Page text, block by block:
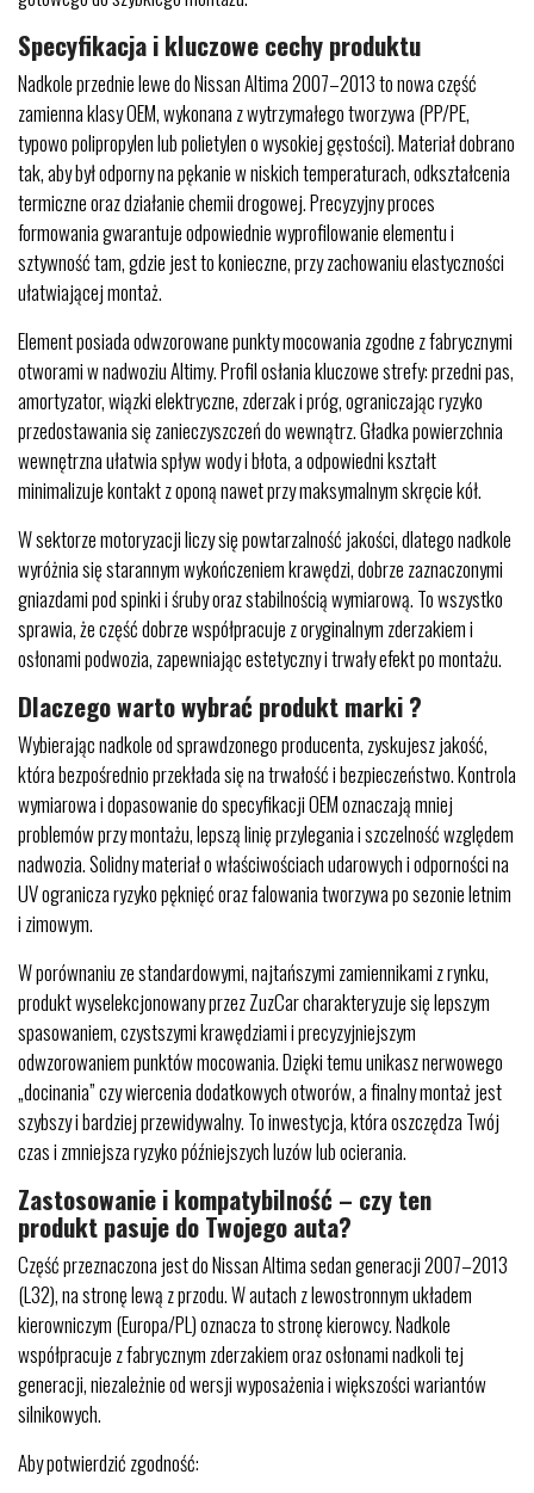
Specyfikacja i kluczowe cechy produktu
Nadkole przednie lewe do Nissan Altima 2007–2013 to nowa część
zamienna klasy OEM, wykonana z wytrzymałego tworzywa (PP/PE,
typowo polipropylen lub polietylen o wysokiej gęstości). Materiał dobrano
tak, aby był odporny na pękanie w niskich temperaturach, odkształcenia
termiczne oraz działanie chemii drogowej. Precyzyjny proces
formowania gwarantuje odpowiednie wyprofilowanie elementu i
sztywność tam, gdzie jest to konieczne, przy zachowaniu elastyczności
ułatwiającej montaż.
Element posiada odwzorowane punkty mocowania zgodne z fabrycznymi
otworami w nadwoziu Altimy. Profil osłania kluczowe strefy: przedni pas,
amortyzator, wiązki elektryczne, zderzak i próg, ograniczając ryzyko
przedostawania się zanieczyszczeń do wewnątrz. Gładka powierzchnia
wewnętrzna ułatwia spływ wody i błota, a odpowiedni kształt
minimalizuje kontakt z oponą nawet przy maksymalnym skręcie kół.
W sektorze motoryzacji liczy się powtarzalność jakości, dlatego nadkole
wyróżnia się starannym wykończeniem krawędzi, dobrze zaznaczonymi
gniazdami pod spinki i śruby oraz stabilnością wymiarową. To wszystko
sprawia, że część dobrze współpracuje z oryginalnym zderzakiem i
osłonami podwozia, zapewniając estetyczny i trwały efekt po montażu.
Dlaczego warto wybrać produkt marki ?
Wybierając nadkole od sprawdzonego producenta, zyskujesz jakość,
która bezpośrednio przekłada się na trwałość i bezpieczeństwo. Kontrola
wymiarowa i dopasowanie do specyfikacji OEM oznaczają mniej
problemów przy montażu, lepszą linię przylegania i szczelność względem
nadwozia. Solidny materiał o właściwościach udarowych i odporności na
UV ogranicza ryzyko pęknięć oraz falowania tworzywa po sezonie letnim
i zimowym.
W porównaniu ze standardowymi, najtańszymi zamiennikami z rynku,
produkt wyselekcjonowany przez ZuzCar charakteryzuje się lepszym
spasowaniem, czystszymi krawędziami i precyzyjniejszym
odwzorowaniem punktów mocowania. Dzięki temu unikasz nerwowego
„docinania” czy wiercenia dodatkowych otworów, a finalny montaż jest
szybszy i bardziej przewidywalny. To inwestycja, która oszczędza Twój
czas i zmniejsza ryzyko późniejszych luzów lub ocierania.
Zastosowanie i kompatybilność – czy ten
produkt pasuje do Twojego auta?
Część przeznaczona jest do Nissan Altima sedan generacji 2007–2013
(L32), na stronę lewą z przodu. W autach z lewostronnym układem
kierowniczym (Europa/PL) oznacza to stronę kierowcy. Nadkole
współpracuje z fabrycznym zderzakiem oraz osłonami nadkoli tej
generacji, niezależnie od wersji wyposażenia i większości wariantów
silnikowych.
Aby potwierdzić zgodność: